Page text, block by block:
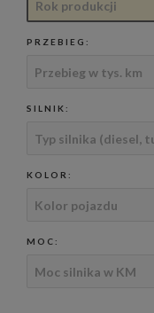
PRZEBIEG:
SILNIK:
KOLOR:
MOC: